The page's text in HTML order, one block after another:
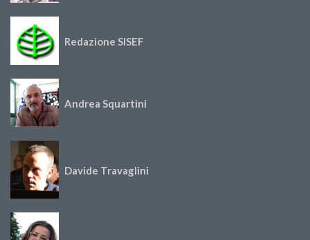
Redazione SISEF
Andrea Squartini
Davide Travaglini